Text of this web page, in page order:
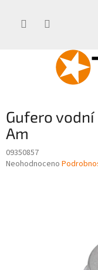
Gufero
Am
09350857
Průměrné
Neohodnoceno